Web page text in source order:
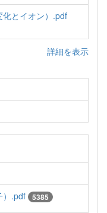
とイオン）.pdf
詳細を表示
）.pdf 5385